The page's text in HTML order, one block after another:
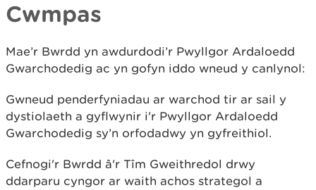
Cwmpas
Mae’r Bwrdd yn awdurdodi’r Pwyllgor Ardaloedd
Gwarchodedig ac yn gofyn iddo wneud y canlynol:
Gwneud penderfyniadau ar warchod tir ar sail y
dystiolaeth a gyflwynir i'r Pwyllgor Ardaloedd
Gwarchodedig sy’n orfodadwy yn gyfreithiol.
Cefnogi'r Bwrdd â'r Tîm Gweithredol drwy
ddarparu cyngor ar waith achos strategol a